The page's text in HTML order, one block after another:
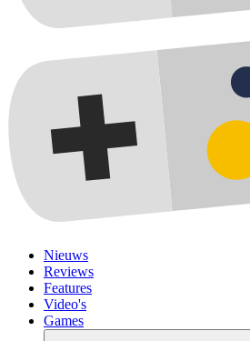
Nieuws
Reviews
Features
Video's
Games